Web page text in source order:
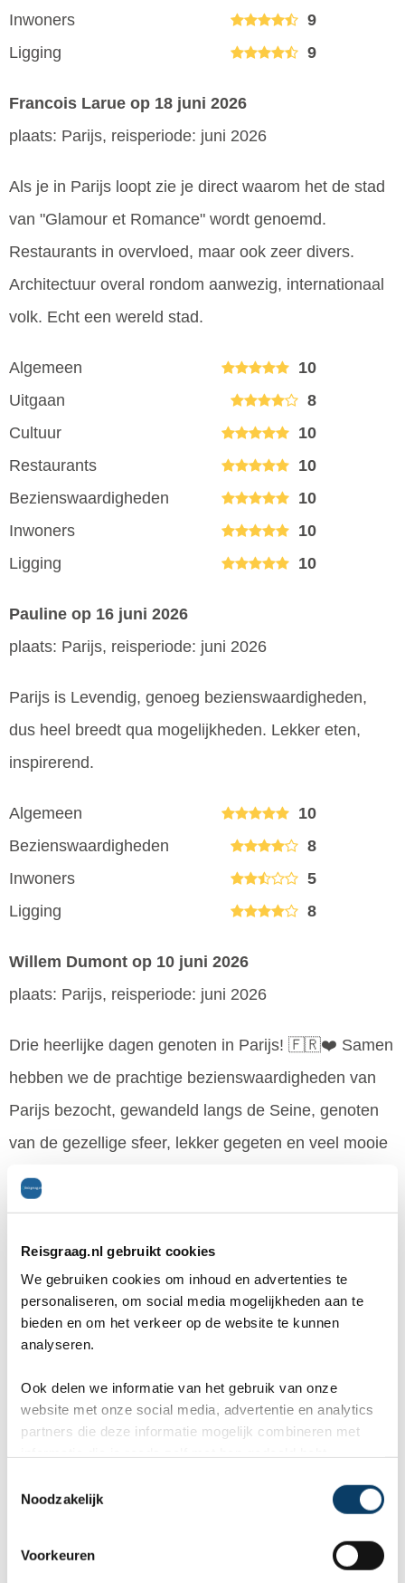
Reisgraag.nl gebruikt cookies
We gebruiken cookies om inhoud en advertenties te
personaliseren, om social media mogelijkheden aan te
bieden en om het verkeer op de website te kunnen
analyseren.
Ook delen we informatie van het gebruik van onze
website met onze social media, advertentie en analytics
partners die deze informatie mogelijk combineren met
Noodzakelijk
Voorkeuren
Inwoners
9
Ligging
9
Francois Larue op 18 juni 2026
plaats: Parijs, reisperiode: juni 2026
Als je in Parijs loopt zie je direct waarom het de stad
van "Glamour et Romance" wordt genoemd.
Restaurants in overvloed, maar ook zeer divers.
Architectuur overal rondom aanwezig, internationaal
volk. Echt een wereld stad.
Algemeen
10
Uitgaan
8
Cultuur
10
Restaurants
10
Bezienswaardigheden
10
Inwoners
10
Ligging
10
Pauline op 16 juni 2026
plaats: Parijs, reisperiode: juni 2026
Parijs is Levendig, genoeg bezienswaardigheden,
dus heel breedt qua mogelijkheden. Lekker eten,
inspirerend.
Algemeen
10
Bezienswaardigheden
8
Inwoners
5
Ligging
8
Willem Dumont op 10 juni 2026
plaats: Parijs, reisperiode: juni 2026
Drie heerlijke dagen genoten in Parijs! 🇫🇷❤️ Samen
hebben we de prachtige bezienswaardigheden van
Parijs bezocht, gewandeld langs de Seine, genoten
van de gezellige sfeer, lekker gegeten en veel mooie
herinneringen gemaakt. De Eiffeltoren, Montmartre,
de boottocht over de Seine en de vele mooie
zeker nog eens terug! 🇫🇷✨ — Willem & Buathong
❤️
Algemeen
Uitgaan
10
Restaurants
10
Ligging